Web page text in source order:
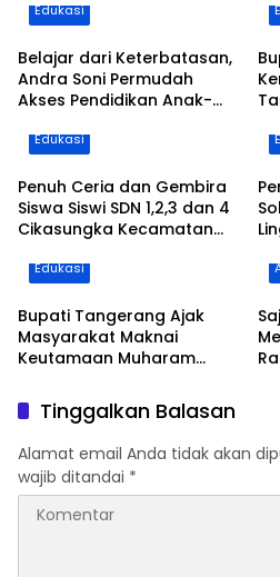
Edukasi
Belajar dari Keterbatasan,
Andra Soni Permudah
Akses Pendidikan Anak-
Edukasi
Penuh Ceria dan Gembira
Siswa Siswi SDN 1,2,3 dan 4
Cikasungka Kecamatan
Bersama Bupati
Edukasi
Bupati Tangerang Ajak
Masyarakat Maknai
Keutamaan Muharam
dan Perkuat Ukhuwah
Tinggalkan Balasan
Alamat email Anda tidak akan
wajib ditandai *